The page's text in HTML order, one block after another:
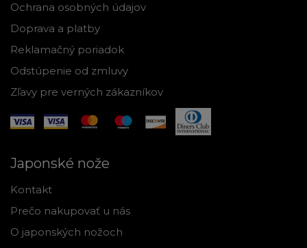
Ochrana osobných údajov
Doprava a platby
Reklamačný poriadok
Odstúpenie od zmluvy
Zľavy pre verných zákazníkov
Japonské nože
Kontakt
Prečo nakupovať u nás
O japonských nožoch